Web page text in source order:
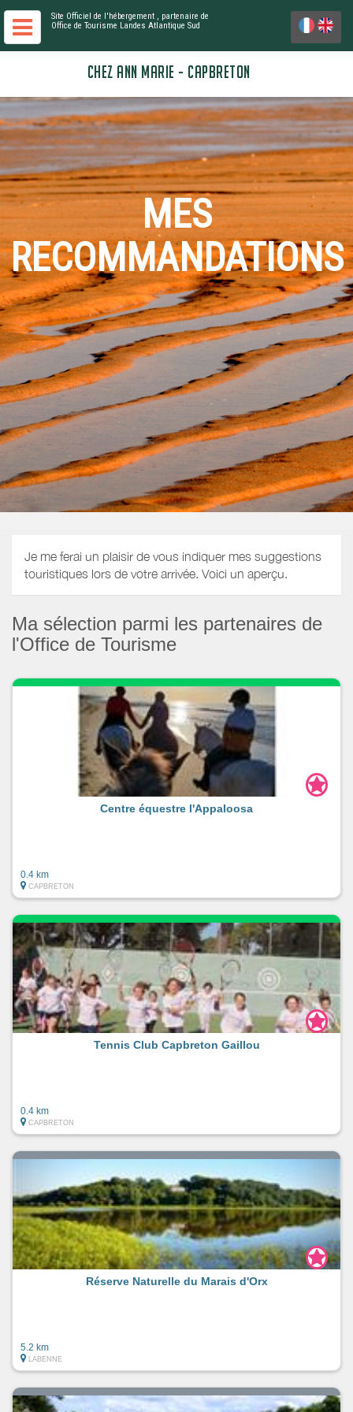
Site Officiel de l'hébergement , partenaire de
Office de Tourisme Landes Atlantique Sud
CHEZ ANN MARIE - CAPBRETON
MES
RECOMMANDATIONS
Je me ferai un plaisir de vous indiquer mes suggestions
touristiques lors de votre arrivée. Voici un aperçu.
Ma sélection parmi les partenaires de
l'Office de Tourisme
Centre équestre l'Appaloosa
0.4 km
CAPBRETON
Tennis Club Capbreton Gaillou
0.4 km
CAPBRETON
Réserve Naturelle du Marais d'Orx
5.2 km
LABENNE